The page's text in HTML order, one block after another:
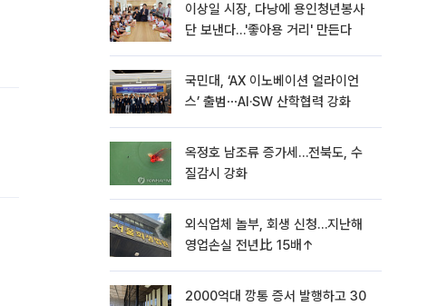
이상일 시장, 다낭에 용인청년봉사
단 보낸다…'좋아용 거리' 만든다
국민대, ‘AX 이노베이션 얼라이언
스’ 출범⋯AI·SW 산학협력 강화
옥정호 남조류 증가세…전북도, 수
질감시 강화
외식업체 놀부, 회생 신청…지난해
영업손실 전년比 15배↑
2000억대 깡통 증서 발행하고 30